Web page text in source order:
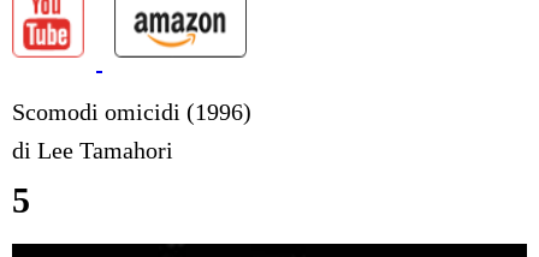
Scomodi omicidi (1996)
di Lee Tamahori
5